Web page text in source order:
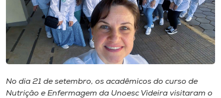
Editora
Rádio
Museu
Unoesc
No dia 21 de setembro, os acadêmicos do curso de
Nutrição e Enfermagem da Unoesc Videira visitaram o